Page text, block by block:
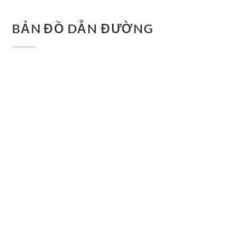
BẢN ĐỒ DẪN ĐƯỜNG